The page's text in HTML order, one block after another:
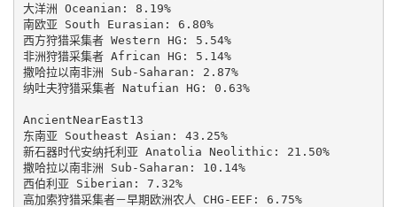
大洋洲 Oceanian: 8.19%
南欧亚 South Eurasian: 6.80%
西方狩猎采集者 Western HG: 5.54%
非洲狩猎采集者 African HG: 5.14%
撒哈拉以南非洲 Sub-Saharan: 2.87%
纳吐夫狩猎采集者 Natufian HG: 0.63%
AncientNearEast13
东南亚 Southeast Asian: 43.25%
新石器时代安纳托利亚 Anatolia Neolithic: 21.50%
撒哈拉以南非洲 Sub-Saharan: 10.14%
西伯利亚 Siberian: 7.32%
高加索狩猎采集者－早期欧洲农人 CHG-EEF: 6.75%